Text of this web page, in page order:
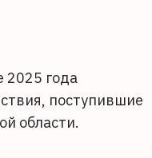
2025 года
поступившие
области.